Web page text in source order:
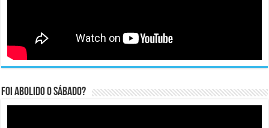
Foi abolido o sábado?